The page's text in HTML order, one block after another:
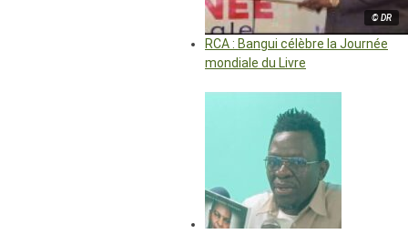
© DR
RCA : Bangui célèbre la Journée
mondiale du Livre